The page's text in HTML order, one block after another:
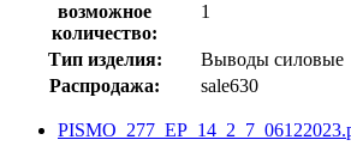
возможное
количество:
1
Тип изделия:
Выводы силовые
Распродажа:
sale630